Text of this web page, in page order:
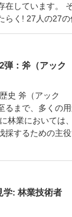
在しています。
らく! 27人の27
弾：斧（アック
史 斧（アック
るまで、多くの
林業においては
採するための主
学: 林業技術者